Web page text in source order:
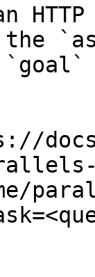
the